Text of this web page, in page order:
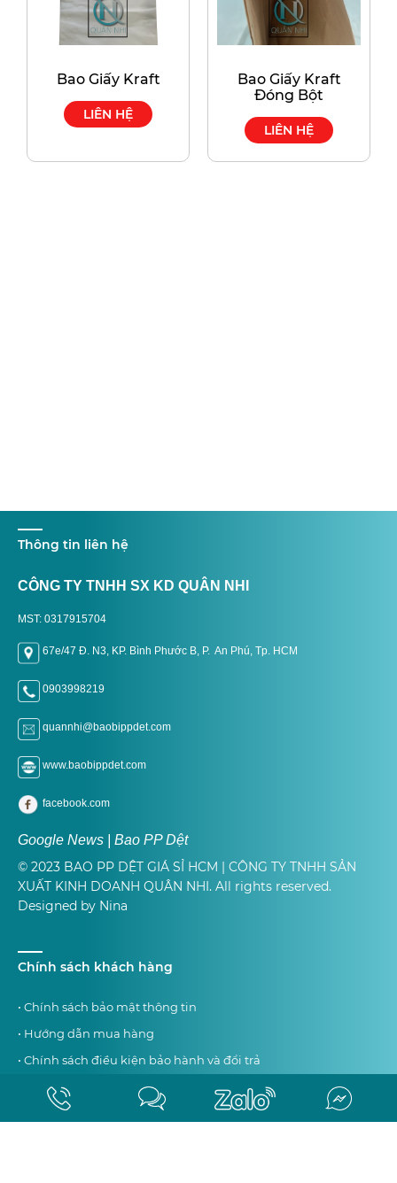
Bao Giấy Kraft
LIÊN HỆ
Bao Giấy Kraft
Đóng Bột
LIÊN HỆ
Thông tin liên hệ
CÔNG TY TNHH SX KD QUÂN NHI
MST: 0317915704
67e/47 Đ. N3, KP. Bình Phước B, P. An Phú, Tp. HCM
0903998219
quannhi@baobippdet.com
www.baobippdet.com
facebook.com
Google News | Bao PP Dệt
© 2023 BAO PP DỆT GIÁ SỈ HCM | CÔNG TY TNHH SẢN
XUẤT KINH DOANH QUÂN NHI. All rights reserved.
Designed by Nina
Chính sách khách hàng
• Chính sách bảo mật thông tin
• Hướng dẫn mua hàng
• Chính sách điều kiện bảo hành và đổi trả
• Chính sách giao hàng tận nơi